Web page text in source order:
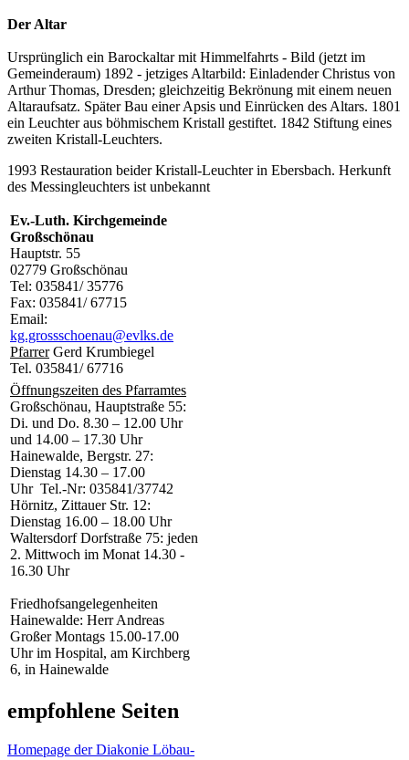
Der Altar
Ursprünglich ein Barockaltar mit Himmelfahrts - Bild (jetzt im
Gemeinderaum) 1892 - jetziges Altarbild: Einladender Christus von
Arthur Thomas, Dresden; gleichzeitig Bekrönung mit einem neuen
Altaraufsatz. Später Bau einer Apsis und Einrücken des Altars. 1801
ein Leuchter aus böhmischem Kristall gestiftet. 1842 Stiftung eines
zweiten Kristall-Leuchters.
1993 Restauration beider Kristall-Leuchter in Ebersbach. Herkunft
des Messingleuchters ist unbekannt
Ev.-Luth. Kirchgemeinde
Großschönau
Hauptstr. 55
02779 Großschönau
Tel: 035841/ 35776
Fax: 035841/ 67715
Email:
kg.grossschoenau@evlks.de
PfarrerGerd Krumbiegel
Tel. 035841/ 67716
Öffnungszeiten des Pfarramtes
Großschönau, Hauptstraße 55:
Di. und Do. 8.30 – 12.00 Uhr
und 14.00 – 17.30 Uhr
Hainewalde, Bergstr. 27:
Dienstag 14.30 – 17.00
Uhr Tel.-Nr: 035841/37742
Hörnitz, Zittauer Str. 12:
Dienstag 16.00 – 18.00 Uhr
Waltersdorf Dorfstraße 75: jeden
2. Mittwoch im Monat 14.30 -
16.30 Uhr
Friedhofsangelegenheiten
Hainewalde: Herr Andreas
Großer Montags 15.00-17.00
Uhr im Hospital, am Kirchberg
6, in Hainewalde
empfohlene Seiten
Homepage der Diakonie Löbau-